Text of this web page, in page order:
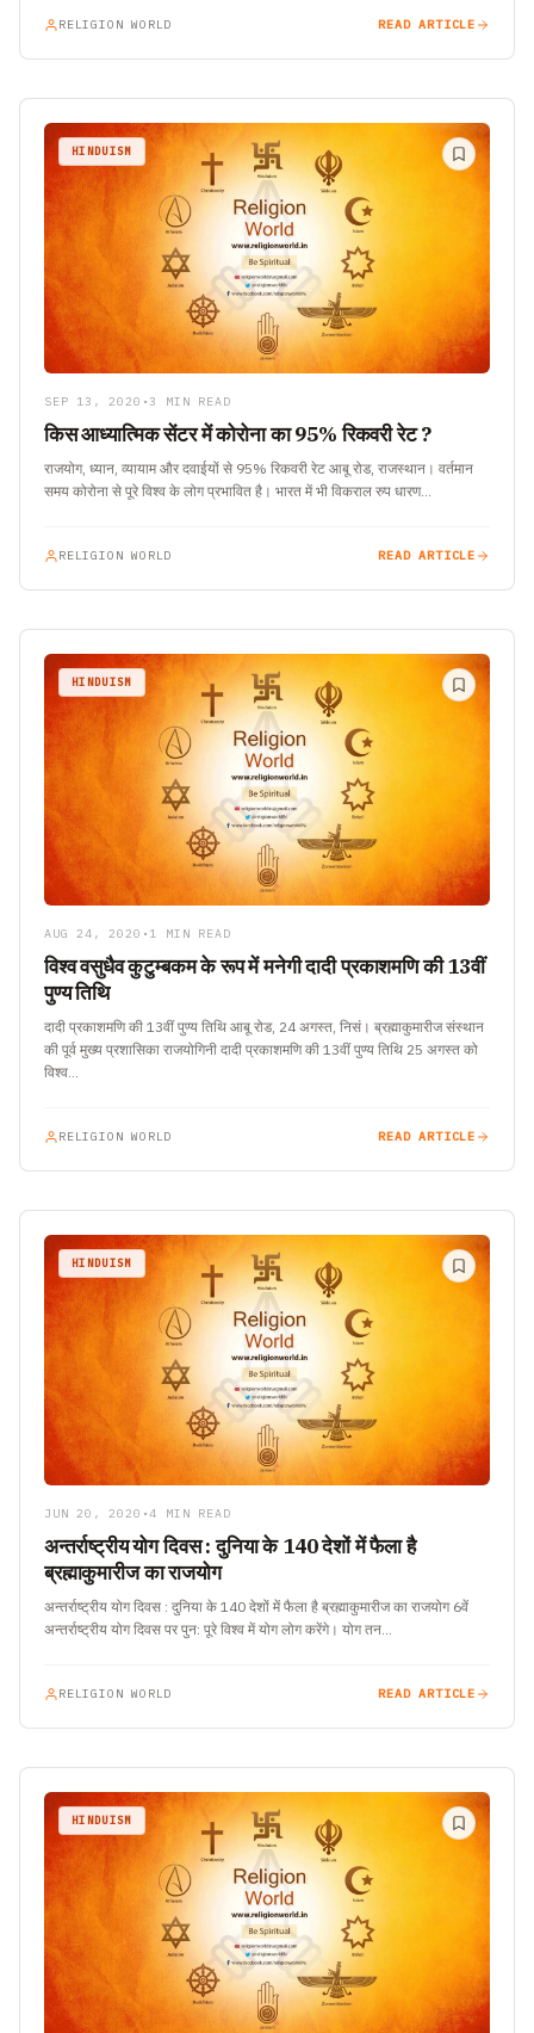
RELIGION WORLD READ ARTICLE
HINDUISM
SEP 13, 2020 • 3 MIN READ
किस आध्यात्मिक सेंटर में कोरोना का 95% रिकवरी रेट ?
राजयोग, ध्यान, व्यायाम और दवाईयों से 95% रिकवरी रेट आबू रोड, राजस्थान। वर्तमान
समय कोरोना से पूरे विश्व के लोग प्रभावित है। भारत में भी विकराल रुप धारण…
RELIGION WORLD READ ARTICLE
HINDUISM
AUG 24, 2020 • 1 MIN READ
विश्व वसुधैव कुटुम्बकम के रूप में मनेगी दादी प्रकाशमणि की 13वीं
पुण्य तिथि
दादी प्रकाशमणि की 13वीं पुण्य तिथि आबू रोड, 24 अगस्त, निसं। ब्रह्माकुमारीज संस्थान
की पूर्व मुख्य प्रशासिका राजयोगिनी दादी प्रकाशमणि की 13वीं पुण्य तिथि 25 अगस्त को
विश्व…
RELIGION WORLD READ ARTICLE
HINDUISM
JUN 20, 2020 •4 MIN READ
अन्तर्राष्ट्रीय योग दिवस : दुनिया के 140 देशों में फैला है
ब्रह्माकुमारीज का राजयोग
अन्तर्राष्ट्रीय योग दिवस : दुनिया के 140 देशों में फैला है ब्रह्माकुमारीज का राजयोग 6वें
अन्तर्राष्ट्रीय योग दिवस पर पुन: पूरे विश्व में योग लोग करेंगे। योग तन…
RELIGION WORLD READ ARTICLE
HINDUISM